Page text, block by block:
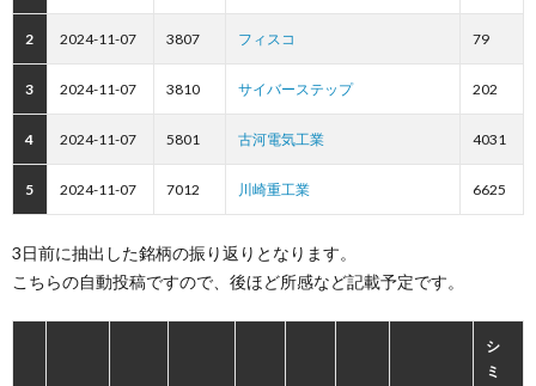
2 2024-11-07 3807 フィスコ 79
3 2024-11-07 3810 サイバーステップ 202
4 2024-11-07 5801 古河電気工業 4031
5 2024-11-07 7012 川崎重工業 6625
3日前に抽出した銘柄の振り返りとなります。
こちらの自動投稿ですので、後ほど所感など記載予定です。
シ
ミ